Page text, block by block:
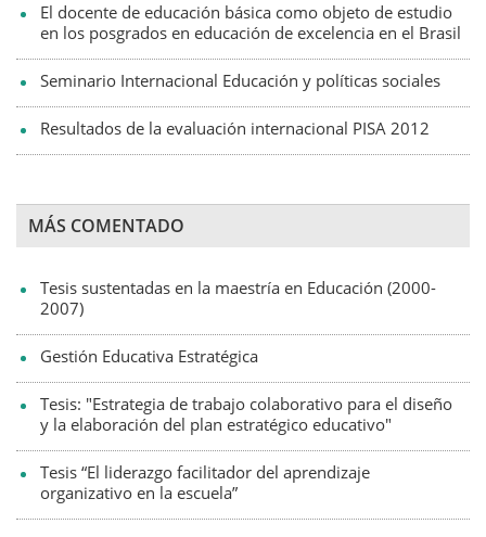
El docente de educación básica como objeto de estudio
en los posgrados en educación de excelencia en el Brasil
Seminario Internacional Educación y políticas sociales
Resultados de la evaluación internacional PISA 2012
MÁS COMENTADO
Tesis sustentadas en la maestría en Educación (2000-
2007)
Gestión Educativa Estratégica
Tesis: "Estrategia de trabajo colaborativo para el diseño
y la elaboración del plan estratégico educativo"
Tesis “El liderazgo facilitador del aprendizaje
organizativo en la escuela”